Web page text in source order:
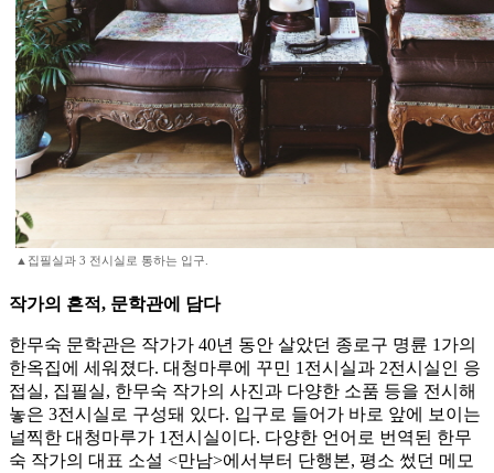
▲집필실과 3 전시실로 통하는 입구.
작가의 흔적, 문학관에 담다
한무숙 문학관은 작가가 40년 동안 살았던 종로구 명륜 1가의
한옥집에 세워졌다. 대청마루에 꾸민 1전시실과 2전시실인 응
접실, 집필실, 한무숙 작가의 사진과 다양한 소품 등을 전시해
놓은 3전시실로 구성돼 있다. 입구로 들어가 바로 앞에 보이는
널찍한 대청마루가 1전시실이다. 다양한 언어로 번역된 한무
숙 작가의 대표 소설 <만남>에서부터 단행본, 평소 썼던 메모